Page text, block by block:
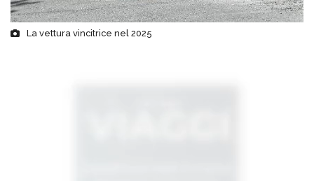
La vettura vincitrice nel 2025